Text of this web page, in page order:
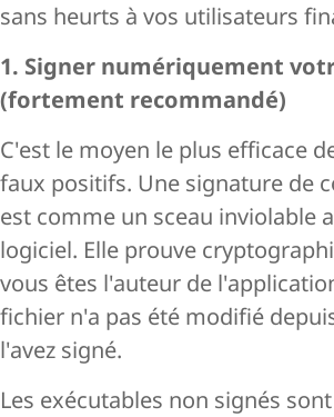
sans heurts à vos utilisateurs
1. Signer numériquement
(fortement recommandé)
C'est le moyen le plus efficace
faux positifs. Une signature de
est comme un sceau inviolable
logiciel. Elle prouve
vous êtes l'auteur de
fichier n'a pas été modifié
l'avez signé.
Les exécutables non signés